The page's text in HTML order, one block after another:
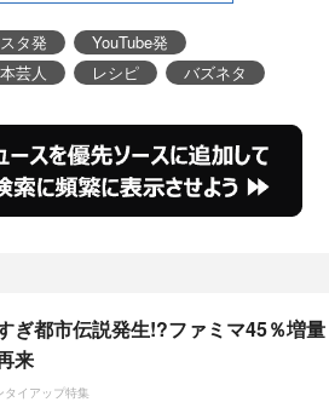
タ発
YouTube発
芸人 レシピ バズネタ
ぎ都市伝説発生!?ファミマ45％増量
来
タイアップ特集